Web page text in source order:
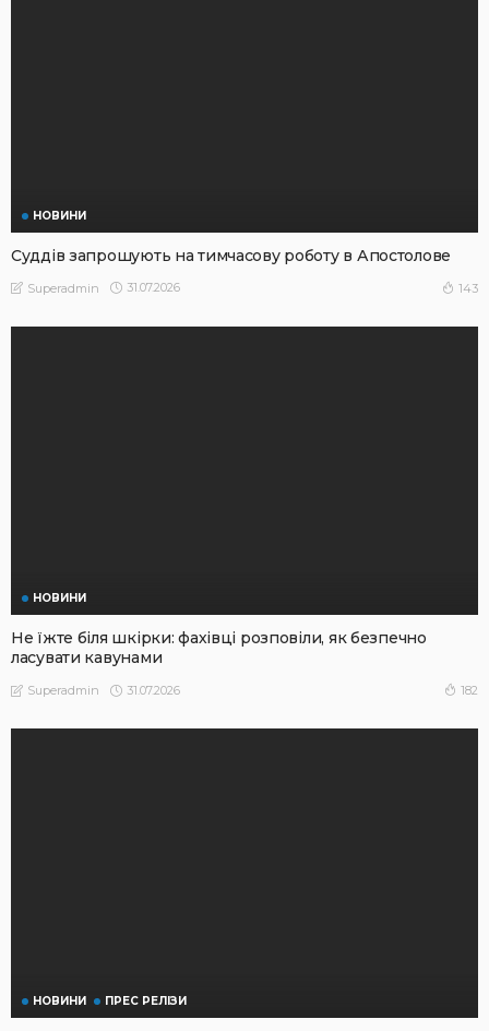
НОВИНИ
Суддів запрошують на тимчасову роботу в Апостолове
Superadmin 31.07.2026 143
НОВИНИ
Не їжте біля шкірки: фахівці розповіли, як безпечно
ласувати кавунами
Superadmin 31.07.2026 182
НОВИНИ ПРЕС РЕЛІЗИ